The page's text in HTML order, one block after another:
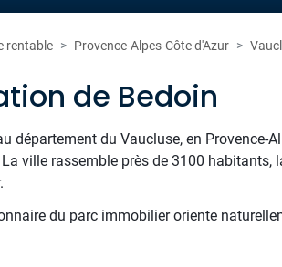
rentable Provence-Alpes-Côte d'Azur
de Bedoin
département du Vaucluse, en
ville rassemble près de 3100
du parc immobilier oriente